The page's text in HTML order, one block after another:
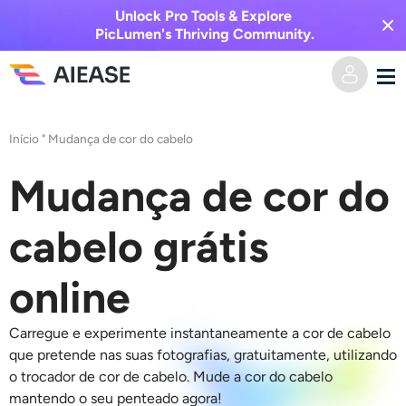
Unlock Pro Tools & Explore
PicLumen's Thriving Community.
Gerador de beijo AI
Imagem AI
Imagem para imagem
Texto para Imagem
Ferramentas de IA
Editor e Criador de Fotos
Precificação
Início " Mudança de cor do cabelo
Mudança de cor do
cabelo grátis
online
Carregue e experimente instantaneamente a cor de cabelo
que pretende nas suas fotografias, gratuitamente, utilizando
o trocador de cor de cabelo. Mude a cor do cabelo
mantendo o seu penteado agora!